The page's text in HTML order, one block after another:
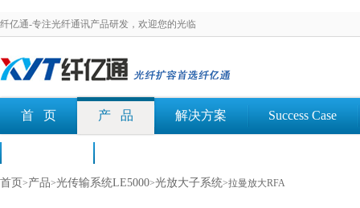
纤亿通-专注光纤通讯产品研发，欢迎您的光临
首 页 产 品 解决方案 Success Case
首页 >产品>光传输系统LE5000>光放大子系统>拉曼放大RFA